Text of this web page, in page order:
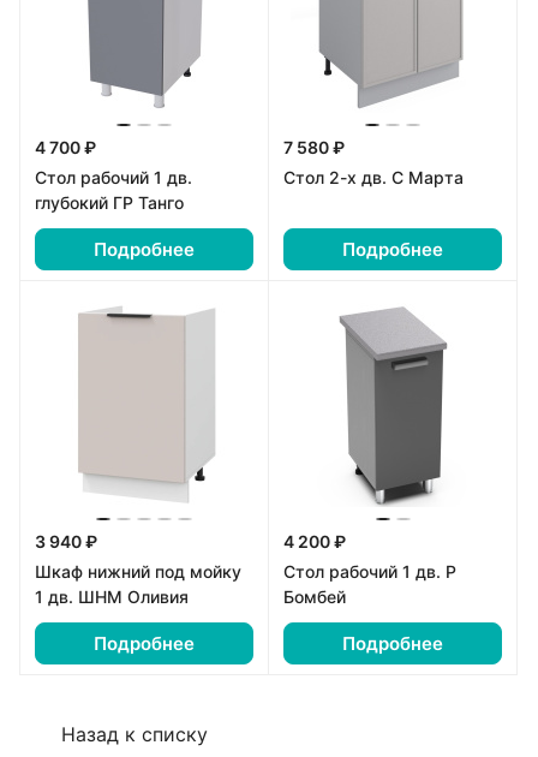
4 700 ₽
Стол рабочий 1 дв.
глубокий ГР Танго
Подробнее
7 580 ₽
Стол 2-х дв. С Марта
Подробнее
3 940 ₽
Шкаф нижний под мойку
1 дв. ШНМ Оливия
Подробнее
4 200 ₽
Стол рабочий 1 дв. Р
Бомбей
Подробнее
Назад к списку